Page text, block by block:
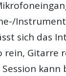
sich das
Gitarre
kann